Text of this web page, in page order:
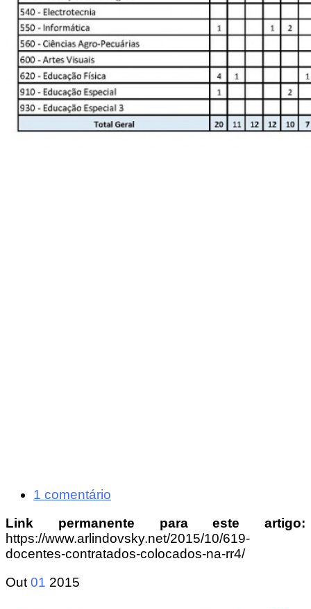
1 comentário
Link permanente para este artigo:
https://www.arlindovsky.net/2015/10/619-
docentes-contratados-colocados-na-rr4/
Out 01 2015